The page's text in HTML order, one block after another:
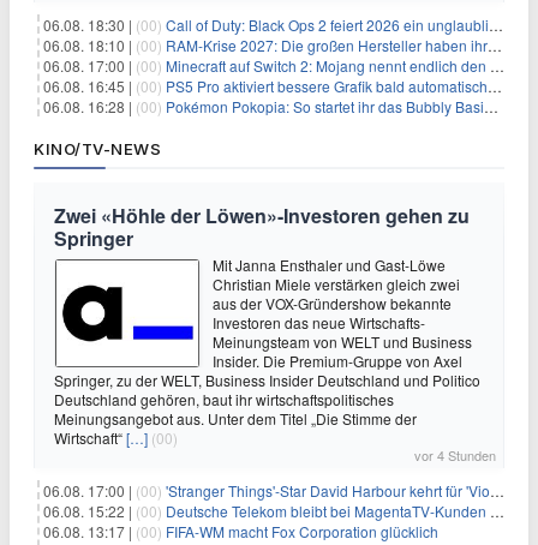
06.08. 18:30 | (00) Call of Duty: Black Ops 2 feiert 2026 ein unglaubliches Comeback
06.08. 18:10 | (00) RAM-Krise 2027: Die großen Hersteller haben ihre Produktion offenbar schon verkauft
06.08. 17:00 | (00) Minecraft auf Switch 2: Mojang nennt endlich den Releasetermin
06.08. 16:45 | (00) PS5 Pro aktiviert bessere Grafik bald automatisch, aber das Update ist kleiner als gedacht
06.08. 16:28 | (00) Pokémon Pokopia: So startet ihr das Bubbly Basin-DLC
KINO/TV-NEWS
Zwei «Höhle der Löwen»-Investoren gehen zu
Springer
Mit Janna Ensthaler und Gast-Löwe
Christian Miele verstärken gleich zwei
aus der VOX-Gründershow bekannte
Investoren das neue Wirtschafts-
Meinungsteam von WELT und Business
Insider. Die Premium-Gruppe von Axel
Springer, zu der WELT, Business Insider Deutschland und Politico
Deutschland gehören, baut ihr wirtschaftspolitisches
Meinungsangebot aus. Unter dem Titel „Die Stimme der
Wirtschaft“[…] (00)
vor 4 Stunden
06.08. 17:00 | (00) 'Stranger Things'-Star David Harbour kehrt für 'Violent Night 2' zurück – Kristen Bell stößt zur Besetzung
06.08. 15:22 | (00) Deutsche Telekom bleibt bei MagentaTV-Kunden vage
06.08. 13:17 | (00) FIFA-WM macht Fox Corporation glücklich